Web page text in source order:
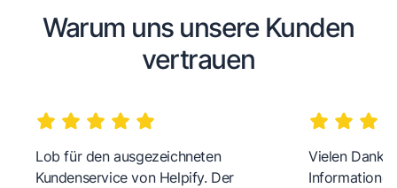
Warum uns unsere Kunden
vertrauen
Lob für den ausgezeichneten
Kundenservice von Helpify. Der
Vielen Dank